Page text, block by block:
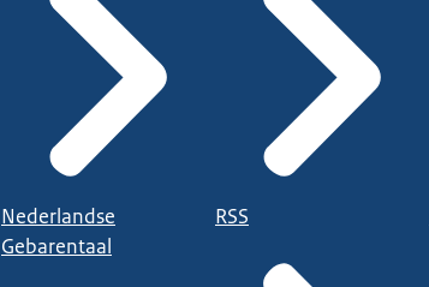
Nederlandse
Gebarentaal
RSS